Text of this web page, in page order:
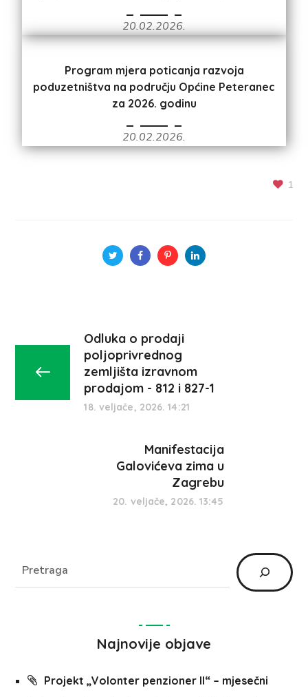
20.02.2026.
Program mjera poticanja razvoja
poduzetništva na području Općine Peteranec
za 2026. godinu
20.02.2026.
1
Odluka o prodaji
poljoprivrednog
zemljišta izravnom
prodajom - 812 i 827-1
18. veljače, 2026. 14:21
Manifestacija
Galovićeva zima u
Zagrebu
20. veljače, 2026. 13:45
Najnovije objave
Projekt „Volonter penzioner II“ – mjesečni